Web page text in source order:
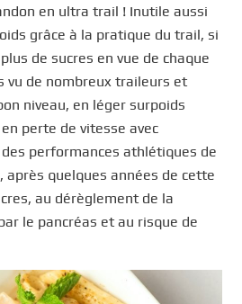
en ultra trail ! Inutile aussi
grâce à la pratique du trail, si
de sucres en vue de chaque
vu de nombreux traileurs et
niveau, en léger surpoids
perte de vitesse avec
performances athlétiques de
après quelques années de cette
au dérèglement de la
le pancréas et au risque de